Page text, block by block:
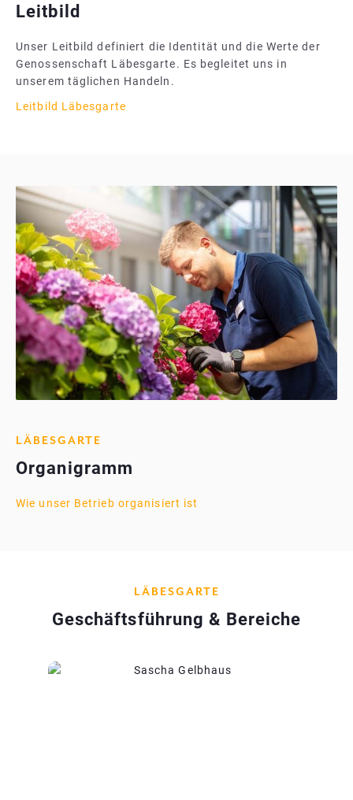
Leitbild
Unser Leitbild definiert die Identität und die Werte der
Genossenschaft Läbesgarte. Es begleitet uns in
unserem täglichen Handeln.
Leitbild Läbesgarte
LÄBESGARTE
Organigramm
Wie unser Betrieb organisiert ist
LÄBESGARTE
Geschäftsführung & Bereiche